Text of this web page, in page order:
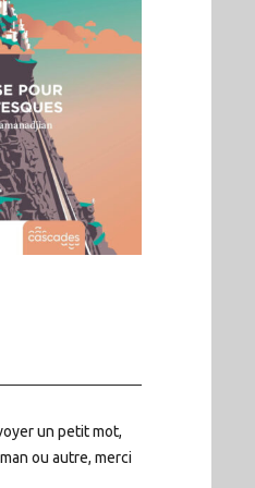
un petit mot,
ou autre, merci